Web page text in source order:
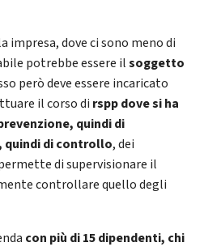
impresa, dove ci sono meno di
potrebbe essere ilsoggetto
però deve essere incaricato
il corso di rspp dove si ha
quindi di
quindi di controllo, dei
di supervisionare il
controllare quello degli
con più di 15 dipendenti, chi